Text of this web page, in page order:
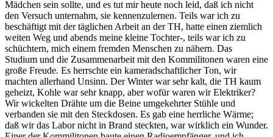
Mädchen sein sollte, und es tut mir heute noch leid, daß ich nicht
den Versuch unternahm, sie kennenzulernen. Teils war ich zu
beschäftigt mit der täglichen Arbeit an der TH, hatte einen ziemlich
weiten Weg und abends meine kleine Tochter-, teils war ich zu
schüchtern, mich einem fremden Menschen zu nähern. Das
Studium und die Zusammenarbeit mit den Kommilitonen waren eine
große Freude. Es herrschte ein kameradschaftlicher Ton, wir
machten allerhand Unsinn. Der Winter war sehr kalt, die TH kaum
geheizt, Kohle war sehr knapp, aber wofür waren wir Elektriker?
Wir wickelten Drähte um die Beine umgekehrter Stühle und
verbanden sie mit den Steckdosen. Es gab eine herrliche Wärme;
daß wir das Labor nicht in Brand steckten, war wirklich ein Wunder.